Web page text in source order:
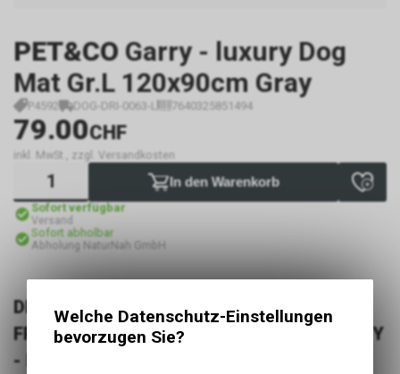
PET&CO Garry - luxury Dog
Mat Gr.L 120x90cm Gray
P4592 DOG-DRI-0063-L 7640325851494
79.00CHF
inkl. MwSt., zzgl. Versandkosten
In den Warenkorb
Sofort verfügbar
Versand
Sofort abholbar
Abholung NaturNah GmbH
DESHALB LIEBEN UNSERE PELZIGEN
FREUNDE UND HUNDEBESITZER DEN GARRY
- LUXURY DOG MAT
Welche Datenschutz-Einstellungen
bevorzugen Sie?